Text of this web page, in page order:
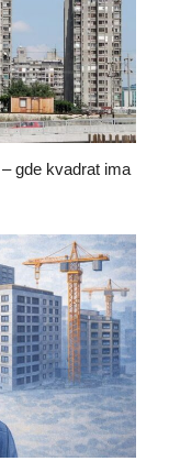
gde kvadrat ima